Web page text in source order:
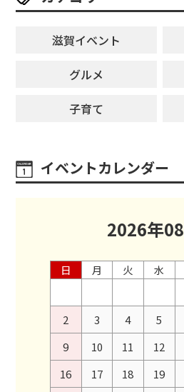
滋賀イベント
グルメ
子育て
イベントカレンダー
2026年08
日 月 火 水
2
3 4 5
9
10 11 12
16
17 18 19